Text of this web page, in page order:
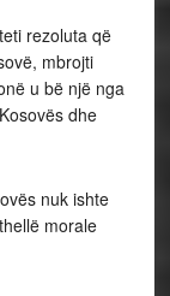
rezoluta që
mbrojti
u bë një nga
dhe
nuk ishte
morale